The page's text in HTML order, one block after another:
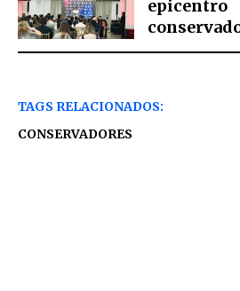
TAGS RELACIONADOS:
CONSERVADORES